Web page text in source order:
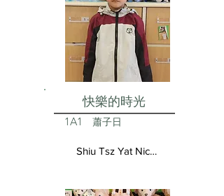
快樂的時光
1A1 蕭子日
Shiu Tsz Yat Nicolas